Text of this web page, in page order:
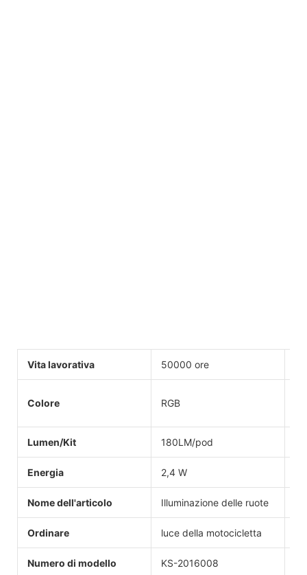
Vita lavorativa 50000 ore
Colore RGB
Lumen/Kit 180LM/pod
Energia 2,4 W
Nome dell'articolo Illuminazione delle ruote
Ordinare luce della motocicletta
Numero di modello KS-2016008